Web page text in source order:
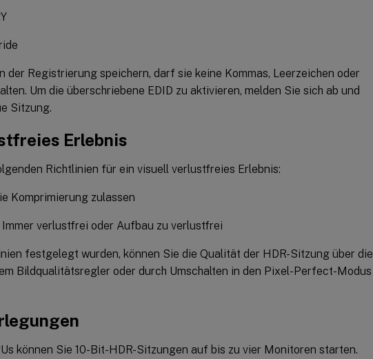
der Registrierung speichern, darf sie keine Kommas, Leerzeichen oder
Um die überschriebene EDID zu aktivieren, melden Sie sich ab und
Sitzung.
Erlebnis
Richtlinien für ein visuell verlustfreies Erlebnis:
Komprimierung zulassen
verlustfrei oder Aufbau zu verlustfrei
festgelegt wurden, können Sie die Qualität der HDR-Sitzung über die
Bildqualitätsregler oder durch Umschalten in den Pixel-Perfect-Modus
können Sie 10-Bit-HDR-Sitzungen auf bis zu vier Monitoren starten.